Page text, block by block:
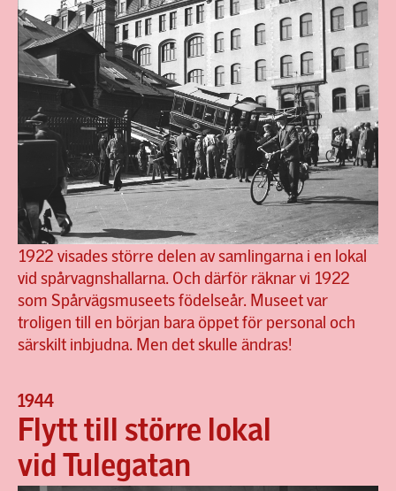
1922 visades större delen av samlingarna i en lokal
vid spårvagnshallarna. Och därför räknar vi 1922
som Spårvägsmuseets födelseår. Museet var
troligen till en början bara öppet för personal och
särskilt inbjudna. Men det skulle ändras!
1944
Flytt till större lokal
vid Tulegatan